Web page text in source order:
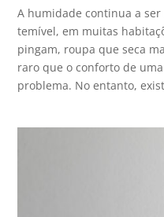
A humidade continua a
temível, em muitas
pingam, roupa que seca
raro que o conforto de
problema. No entanto,